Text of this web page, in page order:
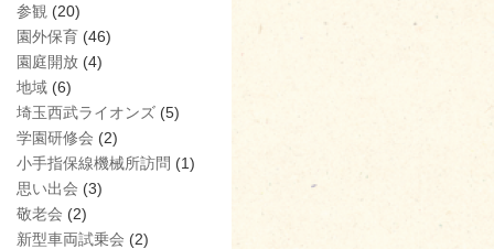
参観 (20)
園外保育 (46)
園庭開放 (4)
地域 (6)
埼玉西武ライオンズ (5)
学園研修会 (2)
小手指保線機械所訪問 (1)
思い出会 (3)
敬老会 (2)
新型車両試乗会 (2)